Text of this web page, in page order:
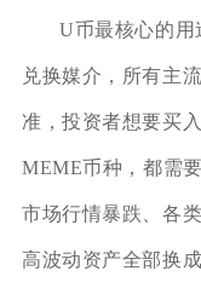
U币最核心的用
兑换媒介，所有主
准，投资者想要买
MEME币种，都需
市场行情暴跌、各
高波动资产全部换